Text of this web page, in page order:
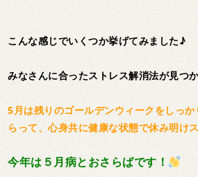
こんな感じでいくつか挙げてみました♪
みなさんに合ったストレス解消法が見つ
5月は残りのゴールデンウィークをしっ
らって、心身共に健康な状態で休み明け
今年は５月病とおさらばです！